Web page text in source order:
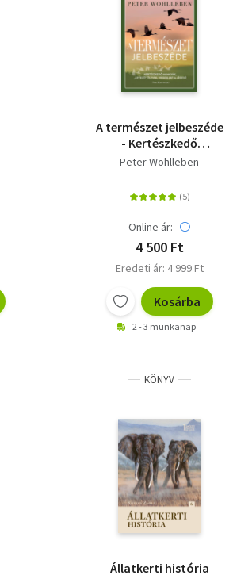
A természet jelbeszéde
- Kertészkedő
hangyák, "liftező"
jégeső
Peter Wohlleben
Online ár:
4 500 Ft
Eredeti ár: 4 999 Ft
Kosárba
2 - 3 munkanap
KÖNYV
Állatkerti história